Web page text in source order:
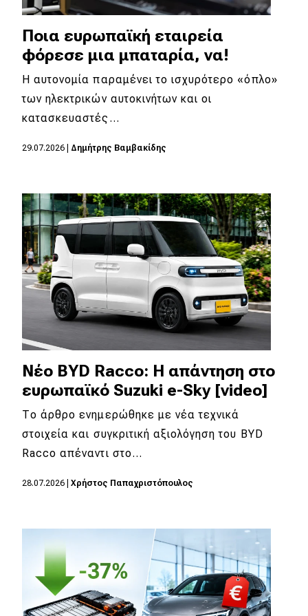
Ποια ευρωπαϊκή εταιρεία
φόρεσε μια μπαταρία, να!
Η αυτονομία παραμένει το ισχυρότερο «όπλο»
των ηλεκτρικών αυτοκινήτων και οι
κατασκευαστές…
29.07.2026 Δημήτρης Βαμβακίδης
Νέο BYD Racco: Η απάντηση στο
ευρωπαϊκό Suzuki e-Sky [video]
Το άρθρο ενημερώθηκε με νέα τεχνικά
στοιχεία και συγκριτική αξιολόγηση του BYD
Racco απέναντι στο…
28.07.2026 Χρήστος Παπαχριστόπουλος